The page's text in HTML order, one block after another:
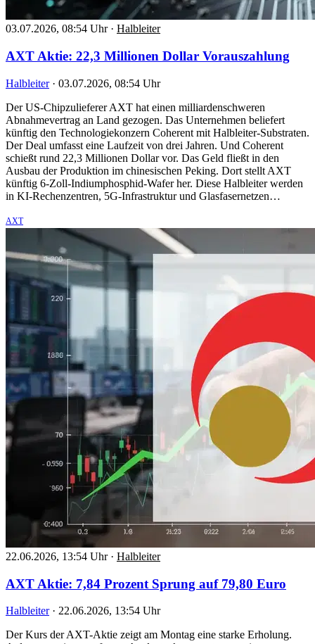
03.07.2026, 08:54 Uhr · Halbleiter
AXT Aktie: 22,3 Millionen Dollar Vorauszahlung
Halbleiter · 03.07.2026, 08:54 Uhr
Der US-Chipzulieferer AXT hat einen milliardenschweren
Abnahmevertrag an Land gezogen. Das Unternehmen beliefert
künftig den Technologiekonzern Coherent mit Halbleiter-Substraten.
Der Deal umfasst eine Laufzeit von drei Jahren. Und Coherent
schießt rund 22,3 Millionen Dollar vor. Das Geld fließt in den
Ausbau der Produktion im chinesischen Peking. Dort stellt AXT
künftig 6-Zoll-Indiumphosphid-Wafer her. Diese Halbleiter werden
in KI-Rechenzentren, 5G-Infrastruktur und Glasfasernetzen…
AXT
22.06.2026, 13:54 Uhr · Halbleiter
AXT Aktie: 7,84 Prozent Sprung auf 79,80 Euro
Halbleiter · 22.06.2026, 13:54 Uhr
Der Kurs der AXT-Aktie zeigt am Montag eine starke Erholung.